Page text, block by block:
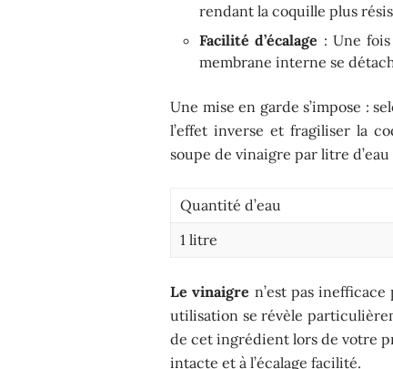
rendant la coquille plus
Facilité d’écalage : Une
membrane interne se
Une mise en garde s’impose :
l’effet inverse et fragiliser la
soupe de vinaigre par litre
Quantité d’eau
1 litre
Le vinaigre n’est pas
utilisation se révèle
de cet ingrédient lors de votre
intacte et à l’écalage facilité.